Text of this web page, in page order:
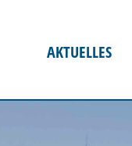
AKTUELLES